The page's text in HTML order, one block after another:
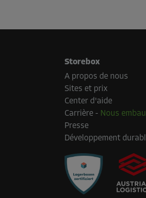
Storebox
A propos de nous
Sites et prix
Center d'aide
Carrière - Nous
Presse
Développement